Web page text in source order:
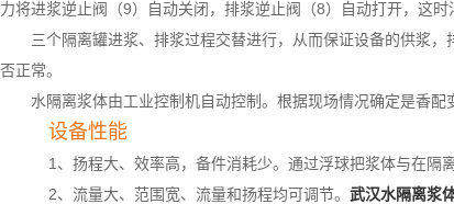
力将进浆逆止阀（9）自动关闭，排浆逆止阀（8）自动打开，这时
三个隔离罐进浆、排浆过程交替进行，从而保证设备的供浆
否正常。
水隔离浆体由工业控制机自动控制。根据现场情况确定是香配
设备性能
1、扬程大、效率高，备件消耗少。通过浮球把浆体与在隔
2、流量大、范围宽、流量和扬程均可调节。 武汉水隔离浆